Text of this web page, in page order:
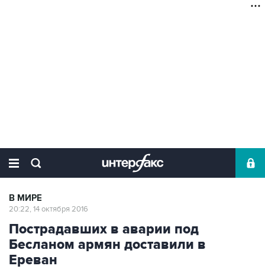
В МИРЕ
20:22, 14 октября 2016
Пострадавших в аварии под
Бесланом армян доставили в
Ереван